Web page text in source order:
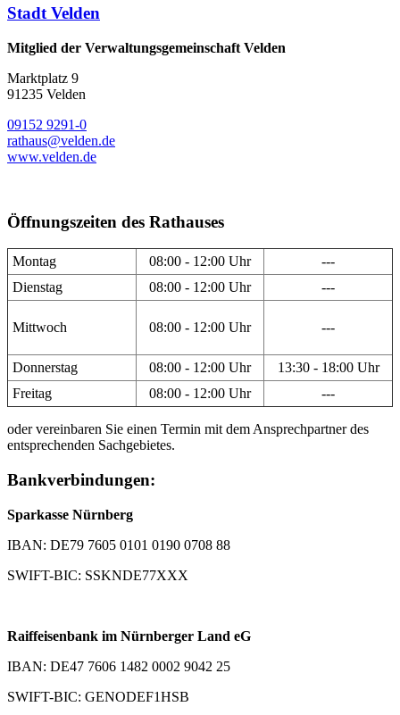
Stadt Velden
Mitglied der Verwaltungsgemeinschaft Velden
Marktplatz 9
91235 Velden
09152 9291-0
rathaus@velden.de
www.velden.de
Öffnungszeiten des Rathauses
Montag 08:00 - 12:00 Uhr
---
Dienstag
08:00 - 12:00 Uhr ---
Mittwoch 08:00 - 12:00 Uhr ---
Donnerstag 08:00 - 12:00 Uhr
13:30 - 18:00 Uhr
Freitag
08:00 - 12:00 Uhr ---
oder vereinbaren Sie einen Termin mit dem Ansprechpartner des
entsprechenden Sachgebietes.
Bankverbindungen:
Sparkasse Nürnberg
IBAN: DE79 7605 0101 0190 0708 88
SWIFT-BIC: SSKNDE77XXX
Raiffeisenbank im Nürnberger Land eG
IBAN: DE47 7606 1482 0002 9042 25
SWIFT-BIC: GENODEF1HSB